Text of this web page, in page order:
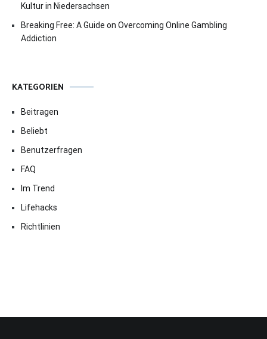
Kultur in Niedersachsen
Breaking Free: A Guide on Overcoming Online Gambling
Addiction
KATEGORIEN
Beitragen
Beliebt
Benutzerfragen
FAQ
Im Trend
Lifehacks
Richtlinien